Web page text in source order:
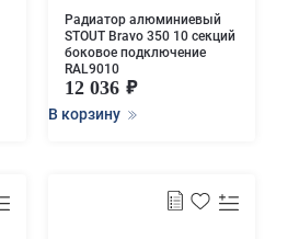
Радиатор алюминиевый
STOUT Bravo 350 10 секций
боковое подключение
RAL9010
12 036
В корзину